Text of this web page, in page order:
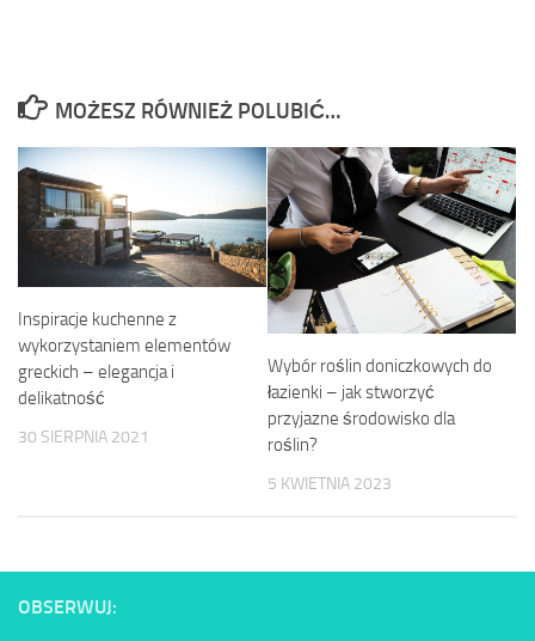
MOŻESZ RÓWNIEŻ POLUBIĆ…
Inspiracje kuchenne z
wykorzystaniem elementów
greckich – elegancja i
delikatność
30 SIERPNIA 2021
Wybór roślin doniczkowych do
łazienki – jak stworzyć
przyjazne środowisko dla
roślin?
5 KWIETNIA 2023
OBSERWUJ: